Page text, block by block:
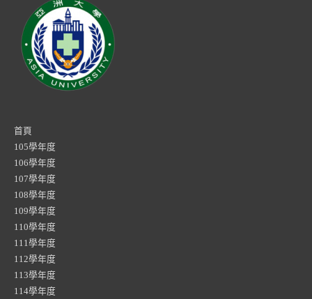
首頁
105學年度
106學年度
107學年度
108學年度
109學年度
110學年度
111學年度
112學年度
113學年度
114學年度